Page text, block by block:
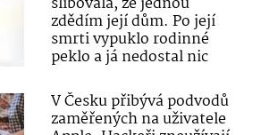
zdědím její dům. Po její
smrti vypuklo rodinné
peklo a já nedostal nic
V Česku přibývá podvodů
zaměřených na uživatele